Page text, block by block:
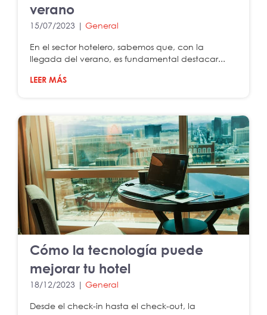
verano
15/07/2023 | General
En el sector hotelero, sabemos que, con la
llegada del verano, es fundamental destacar...
LEER MÁS
Cómo la tecnología puede
mejorar tu hotel
18/12/2023 | General
Desde el check-in hasta el check-out, la